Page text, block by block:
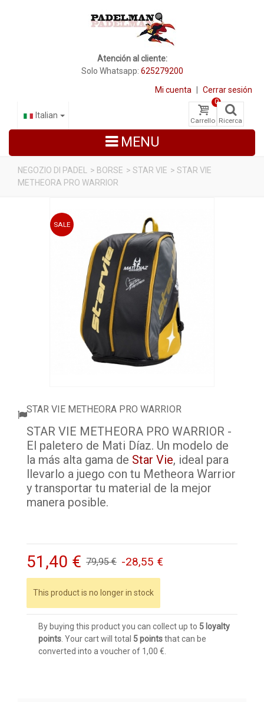
Atención al cliente:
Solo Whatsapp: 625279200
Mi cuenta Cerrar sesión
Carrello
0
Ricerca
Italian
MENU
SCARPE PADEL
NEGOZIO DI PADEL > BORSE > STAR VIE > STAR VIE
METHEORA PRO WARRIOR
SALE
STAR VIE METHEORA PRO WARRIOR
STAR VIE METHEORA PRO WARRIOR -
El paletero de Mati Díaz. Un modelo de
la más alta gama de Star Vie, ideal para
llevarlo a juego con tu Metheora Warrior
y transportar tu material de la mejor
manera posible.
51,40 € 79,95 € -28,55 €
This product is no longer in stock
By buying this product you can collect up to 5 loyalty
points . Your cart will total 5pointsthat can be
converted into a voucher of 1,00 €